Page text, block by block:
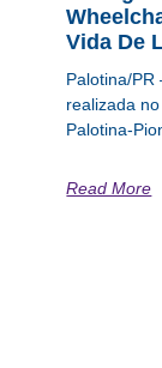
Vida De
Palotina/PR
realizada
Palotina-
Read More